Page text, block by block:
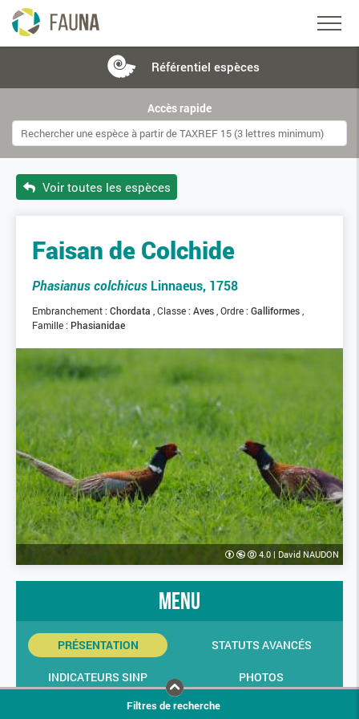
Référentiel espèces
Accès rapide
Voir toutes les espèces
Faisan de Colchide
Phasianus colchicus Linnaeus, 1758
Embranchement : Chordata Classe : Aves Ordre : Galliformes
Famille : Phasianidae
4.0| David NAUDON
menu
PRÉSENTATION STATUTS AVANCÉS
INDICATEURS SINP
PHOTOS
Filtres de recherche